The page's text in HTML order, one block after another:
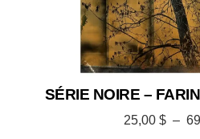
SÉRIE NOIRE –
25,00 $ –